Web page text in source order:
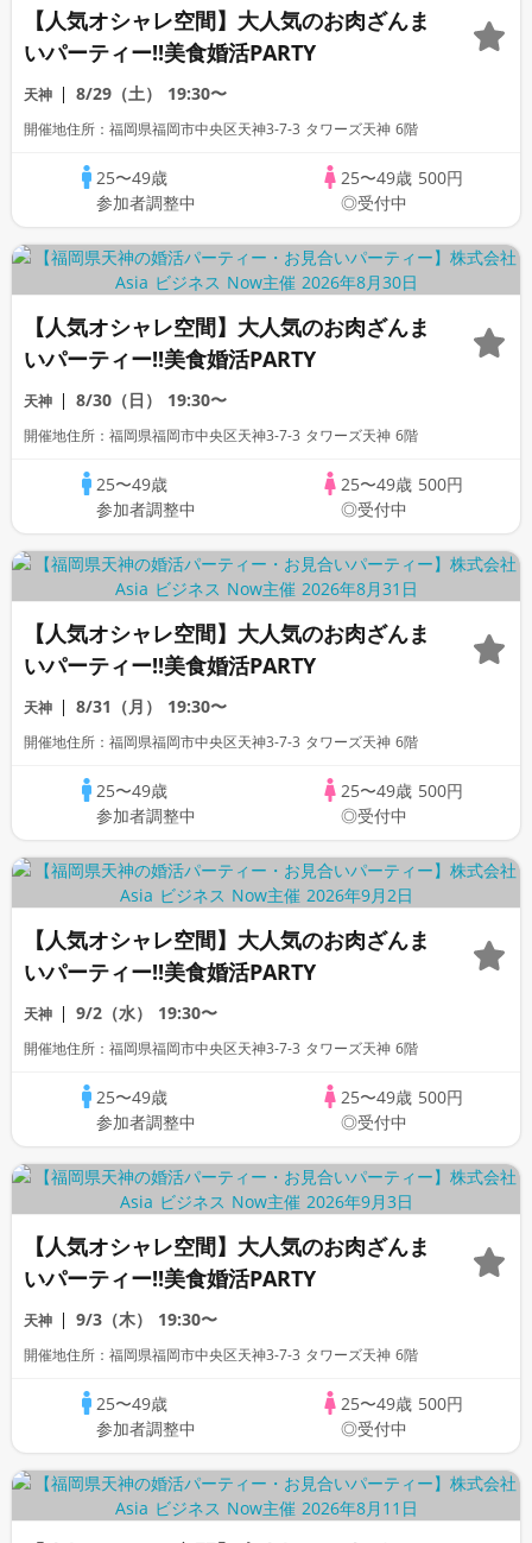
【人気オシャレ空間】大人気のお肉ざんま
いパーティー!!美食婚活PARTY
天神 8/29（土） 19:30〜
開催地住所：福岡県福岡市中央区天神3-7-3 タワーズ天神 6階
25〜49歳
参加者調整中
25〜49歳 500円
◎受付中
【人気オシャレ空間】大人気のお肉ざんま
いパーティー!!美食婚活PARTY
天神 8/30（日） 19:30〜
開催地住所：福岡県福岡市中央区天神3-7-3 タワーズ天神 6階
25〜49歳
参加者調整中
25〜49歳 500円
◎受付中
【人気オシャレ空間】大人気のお肉ざんま
いパーティー!!美食婚活PARTY
天神 8/31（月） 19:30〜
開催地住所：福岡県福岡市中央区天神3-7-3 タワーズ天神 6階
25〜49歳
参加者調整中
25〜49歳 500円
◎受付中
【人気オシャレ空間】大人気のお肉ざんま
いパーティー!!美食婚活PARTY
天神 9/2（水） 19:30〜
開催地住所：福岡県福岡市中央区天神3-7-3 タワーズ天神 6階
25〜49歳
参加者調整中
25〜49歳 500円
◎受付中
【人気オシャレ空間】大人気のお肉ざんま
いパーティー!!美食婚活PARTY
天神 9/3（木） 19:30〜
開催地住所：福岡県福岡市中央区天神3-7-3 タワーズ天神 6階
25〜49歳
参加者調整中
25〜49歳 500円
◎受付中